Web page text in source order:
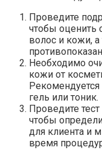
Проведите
чтобы оценить
волос и кожи,
Необходимо
кожи от
гель или тоник.
Проведите
чтобы
для клиента и
время